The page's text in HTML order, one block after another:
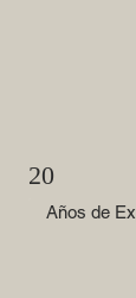
Años de
20